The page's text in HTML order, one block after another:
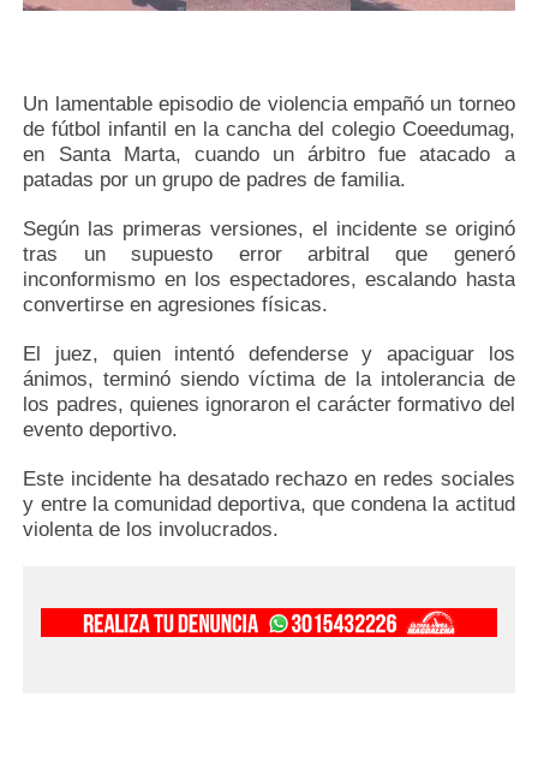
Un lamentable episodio de violencia empañó un torneo
de fútbol infantil en la cancha del colegio Coeedumag,
en Santa Marta, cuando un árbitro fue atacado a
patadas por un grupo de padres de familia.
Según las primeras versiones, el incidente se originó
tras un supuesto error arbitral que generó
inconformismo en los espectadores, escalando hasta
convertirse en agresiones físicas.
El juez, quien intentó defenderse y apaciguar los
ánimos, terminó siendo víctima de la intolerancia de
los padres, quienes ignoraron el carácter formativo del
evento deportivo.
Este incidente ha desatado rechazo en redes sociales
y entre la comunidad deportiva, que condena la actitud
violenta de los involucrados.